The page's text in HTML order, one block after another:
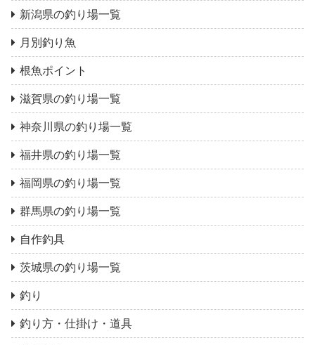
新潟県の釣り場一覧
月別釣り魚
根魚ポイント
滋賀県の釣り場一覧
神奈川県の釣り場一覧
福井県の釣り場一覧
福岡県の釣り場一覧
群馬県の釣り場一覧
自作釣具
茨城県の釣り場一覧
釣り
釣り方・仕掛け・道具